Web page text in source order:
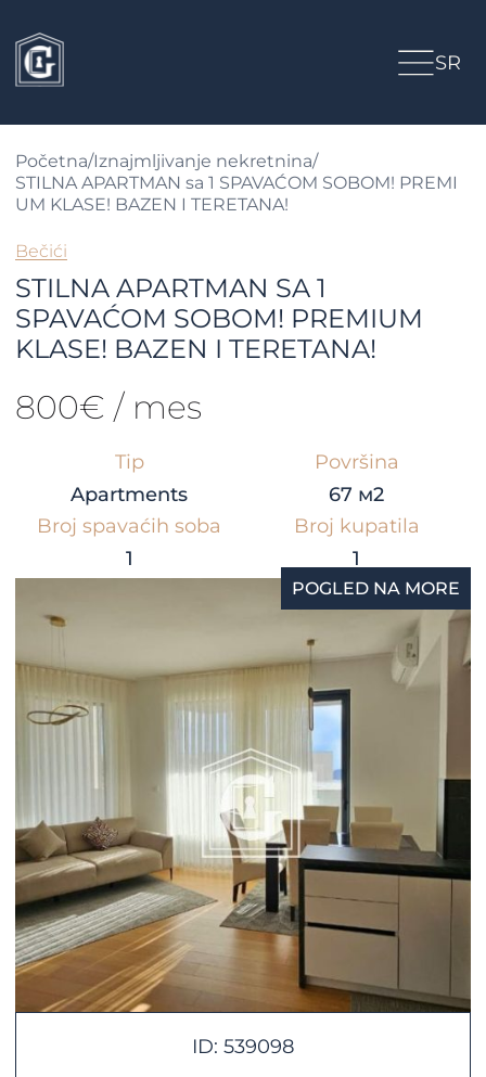
SR
Početna/Iznajmljivanje nekretnina/
STILNA APARTMAN sa 1 SPAVAĆOM SOBOM! PREMI
UM KLASE! BAZEN I TERETANA!
Bečići
STILNA APARTMAN SA 1
SPAVAĆOM SOBOM! PREMIUM
KLASE! BAZEN I TERETANA!
800€ / mes
Tip
Apartments
Površina
67 м2
Broj spavaćih soba
1
Broj kupatila
1
POGLED NA MORE
ID: 539098